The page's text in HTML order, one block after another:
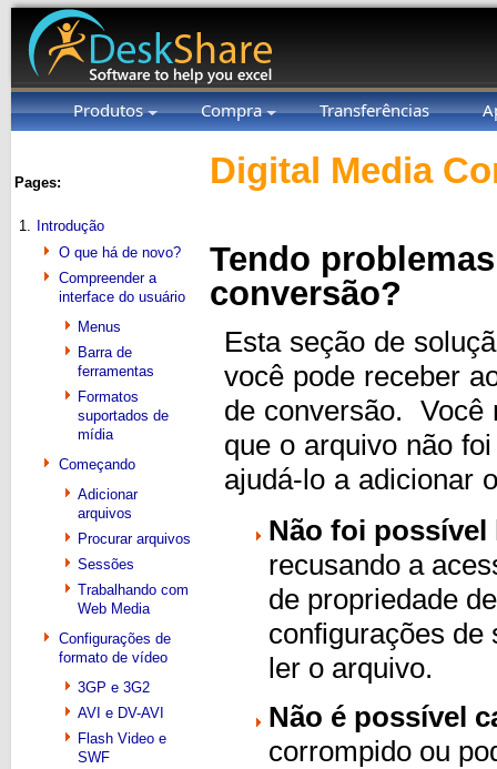
Produtos Compra Transferências
Pages:
1.
Introdução
O que há de novo?
Compreender a
interface do usuário
Menus
Barra de
ferramentas
Formatos
suportados de
mídia
Começando
Adicionar
arquivos
Procurar arquivos
Sessões
Trabalhando com
Web Media
Configurações de
formato de vídeo
3GP e 3G2
AVI e DV-AVI
Flash Video e
SWF
Digital Media
Tendo
conversão?
Esta seção de
você pode receber
de conversão. Você
que o arquivo não
ajudá-lo a adicionar
Não foi possível
recusando a
de propriedade
configurações de
ler o arquivo.
Não é possível
corrompido ou